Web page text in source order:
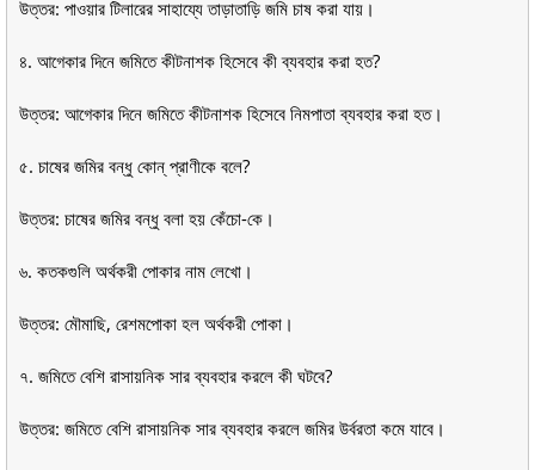
উত্তর: পাওয়ার টিলারের সাহায্যে তাড়াতাড়ি জমি চাষ করা যায়।
৪. আগেকার দিনে জমিতে কীটনাশক হিসেবে কী ব্যবহার করা হত?
উত্তর: আগেকার দিনে জমিতে কীটনাশক হিসেবে নিমপাতা ব্যবহার করা হত।
৫. চাষের জমির বন্ধু কোন্ প্রাণীকে বলে?
উত্তর: চাষের জমির বন্ধু বলা হয় কেঁচো-কে।
৬. কতকগুলি অর্থকরী পোকার নাম লেখো।
উত্তর: মৌমাছি, রেশমপোকা হল অর্থকরী পোকা।
৭. জমিতে বেশি রাসায়নিক সার ব্যবহার করলে কী ঘটবে?
উত্তর: জমিতে বেশি রাসায়নিক সার ব্যবহার করলে জমির উর্বরতা কমে যাবে।